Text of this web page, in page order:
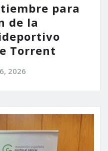
para
de la
Torrent
2026